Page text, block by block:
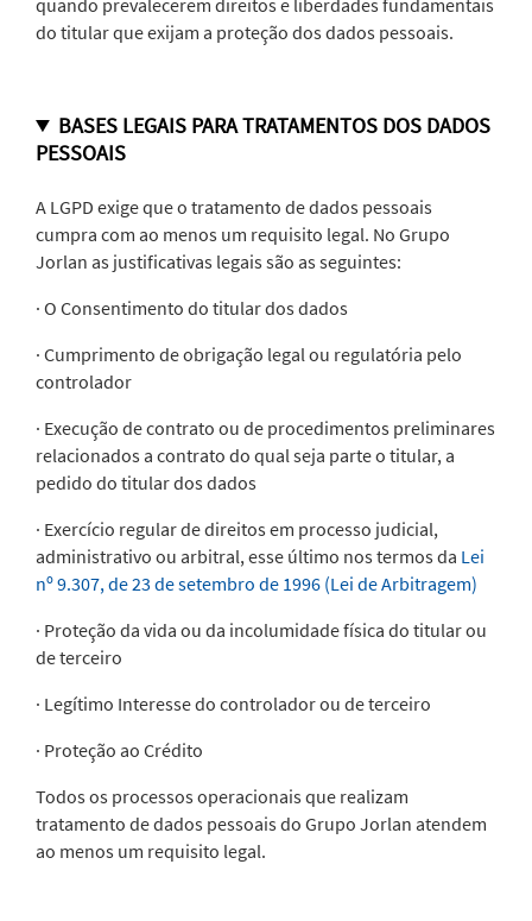
quando prevalecerem direitos e liberdades fundamentais
do titular que exijam a proteção dos dados pessoais.
BASES LEGAIS PARA TRATAMENTOS DOS DADOS
PESSOAIS
A LGPD exige que o tratamento de dados pessoais
cumpra com ao menos um requisito legal. No Grupo
Jorlan as justificativas legais são as seguintes:
· O Consentimento do titular dos dados
· Cumprimento de obrigação legal ou regulatória pelo
controlador
· Execução de contrato ou de procedimentos preliminares
relacionados a contrato do qual seja parte o titular, a
pedido do titular dos dados
· Exercício regular de direitos em processo judicial,
administrativo ou arbitral, esse último nos termos da Lei
nº 9.307, de 23 de setembro de 1996 (Lei de Arbitragem)
· Proteção da vida ou da incolumidade física do titular ou
de terceiro
· Legítimo Interesse do controlador ou de terceiro
· Proteção ao Crédito
Todos os processos operacionais que realizam
tratamento de dados pessoais do Grupo Jorlan atendem
ao menos um requisito legal.